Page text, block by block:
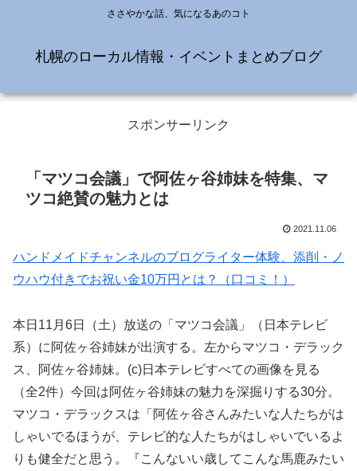
ささやかな話、気になるあのコト
札幌のローカル情報・イベントまとめブログ
スポンサーリンク
「マツコ会議」で阿佐ヶ谷姉妹を特集、マ
ツコ絶賛の魅力とは
2021.11.06
ハンドメイドチャンネルのブログライター体験、添削・ノ
ウハウ付きでお祝い金10万円とは？（口コミ！）
本日11月6日（土）放送の「マツコ会議」（日本テレビ
系）に阿佐ヶ谷姉妹が出演する。左からマツコ・デラック
ス、阿佐ヶ谷姉妹。(c)日本テレビすべての画像を見る
（全2件）今回は阿佐ヶ谷姉妹の魅力を深掘りする30分。
マツコ・デラックスは「阿佐ヶ谷さんみたいな人たちがは
しゃいでるほうが、テレビ的な人たちがはしゃいでいるよ
りも健全だと思う。『こんないい歳してこんな馬鹿みたい